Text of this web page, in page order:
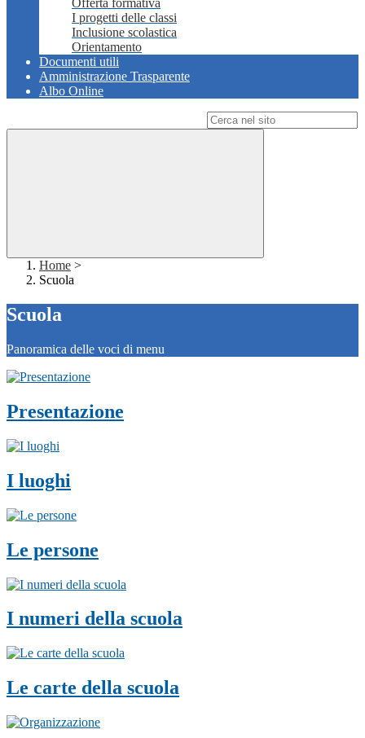
Offerta formativa
I progetti delle classi
Inclusione scolastica
Orientamento
Documenti utili
Amministrazione Trasparente
Albo Online
Home >
Scuola
Scuola
Panoramica delle voci di menu
Presentazione
I luoghi
Le persone
I numeri della scuola
Le carte della scuola